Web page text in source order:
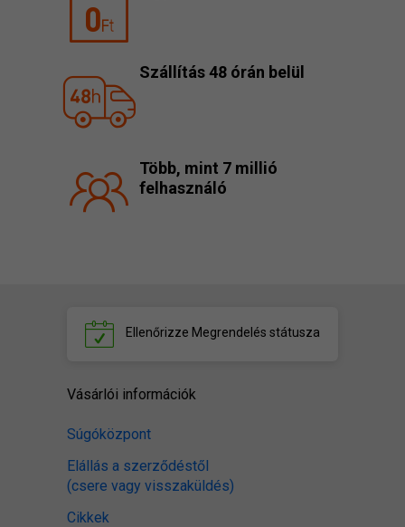
Szállítás 48 órán belül
Több, mint 7 millió
felhasználó
Ellenőrizze Megrendelés státusza
Vásárlói információk
Súgóközpont
Elállás a szerződéstől
(csere vagy visszaküldés)
Cikkek